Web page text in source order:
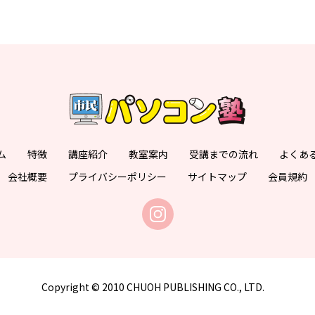
特徴 講座紹介 教室案内 受講までの流れ
よくあ
会社概要
プライバシーポリシー サイトマップ 会員規約
Copyright © 2010 CHUOH PUBLISHING CO., LTD.